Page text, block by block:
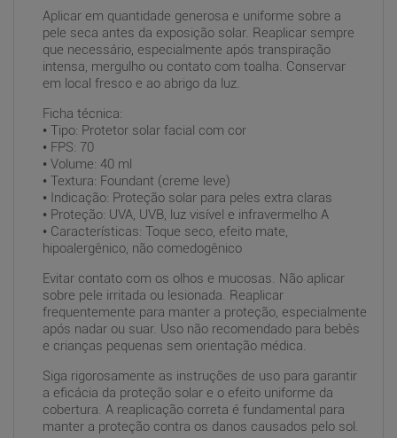
Aplicar em quantidade generosa e uniforme sobre a
pele seca antes da exposição solar. Reaplicar sempre
que necessário, especialmente após transpiração
intensa, mergulho ou contato com toalha. Conservar
em local fresco e ao abrigo da luz.
Ficha técnica:
• Tipo: Protetor solar facial com cor
• FPS: 70
• Volume: 40 ml
• Textura: Foundant (creme leve)
• Indicação: Proteção solar para peles extra claras
• Proteção: UVA, UVB, luz visível e infravermelho A
• Características: Toque seco, efeito mate,
hipoalergênico, não comedogênico
Evitar contato com os olhos e mucosas. Não aplicar
sobre pele irritada ou lesionada. Reaplicar
frequentemente para manter a proteção, especialmente
após nadar ou suar. Uso não recomendado para bebês
e crianças pequenas sem orientação médica.
Siga rigorosamente as instruções de uso para garantir
a eficácia da proteção solar e o efeito uniforme da
cobertura. A reaplicação correta é fundamental para
manter a proteção contra os danos causados pelo sol.